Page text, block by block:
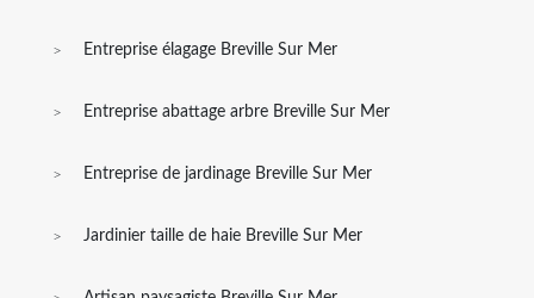
Entreprise élagage Breville Sur Mer
Entreprise abattage arbre Breville Sur Mer
Entreprise de jardinage Breville Sur Mer
Jardinier taille de haie Breville Sur Mer